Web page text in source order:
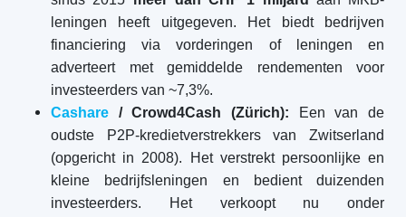
leningen heeft uitgegeven. Het biedt bedrijven
financiering via vorderingen of leningen en
adverteert met gemiddelde rendementen voor
investeerders van ~7,3%.
Cashare / Crowd4Cash (Zürich): Een van de
oudste P2P-kredietverstrekkers van Zwitserland
(opgericht in 2008). Het verstrekt persoonlijke en
kleine bedrijfsleningen en bedient duizenden
investeerders. Het verkoopt nu onder